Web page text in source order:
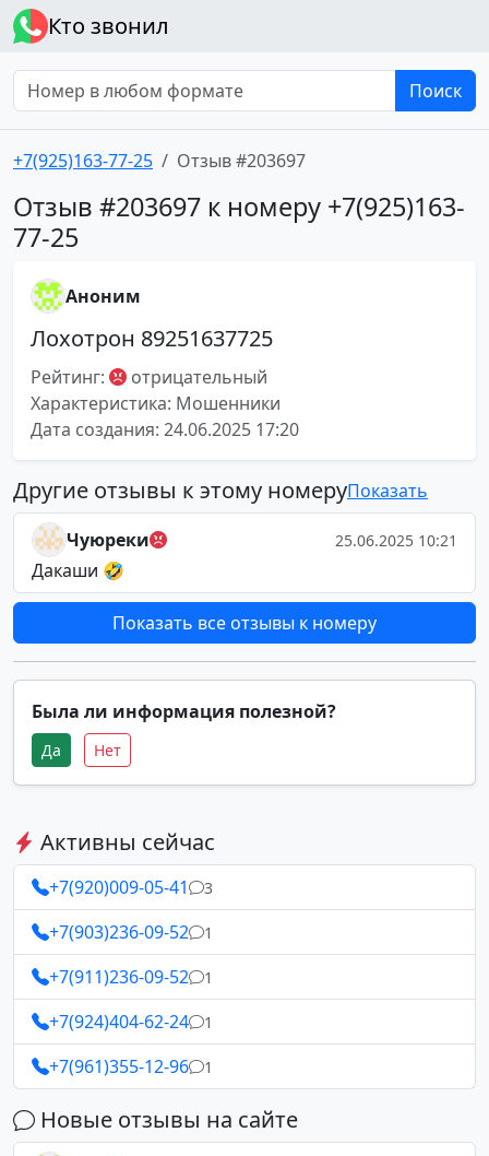
Кто звонил
Поиск
+7(925)163-77-25 Отзыв #203697
Отзыв #203697 к номеру +7(925)163-
77-25
Аноним
Лохотрон 89251637725
Рейтинг:
отрицательный
Характеристика: Мошенники
Дата создания: 24.06.2025 17:20
Другие отзывы к этому номеруПоказать
Чуюреки 25.06.2025 10:21
Дакаши 🤣
Показать все отзывы к номеру
Была ли информация полезной?
Да Нет
Активны сейчас
+7(920)009-05-41 3
+7(903)236-09-52 1
+7(911)236-09-52 1
+7(924)404-62-24 1
+7(961)355-12-96 1
Новые отзывы на сайте